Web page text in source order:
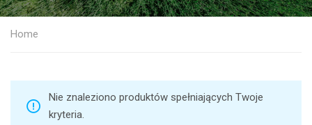
Home
Nie znaleziono produktów spełniających Twoje
kryteria.